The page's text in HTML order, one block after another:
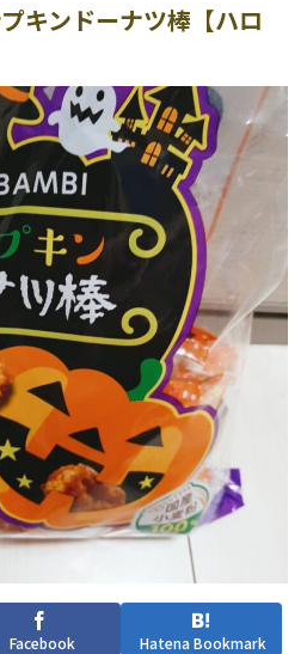
キンドーナツ棒【ハロ
Facebook Hatena Bookmark